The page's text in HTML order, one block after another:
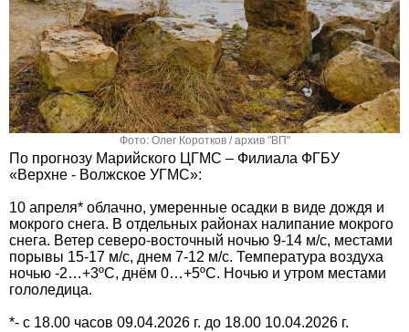
Фото: Олег Коротков / архив "ВП"
По прогнозу Марийского ЦГМС – Филиала ФГБУ
«Верхне - Волжское УГМС»:
10 апреля* облачно, умеренные осадки в виде дождя и
мокрого снега. В отдельных районах налипание мокрого
снега. Ветер северо-восточный ночью 9-14 м/с, местами
порывы 15-17 м/с, днем 7-12 м/с. Температура воздуха
ночью -2…+3ºС, днём 0…+5ºС. Ночью и утром местами
гололедица.
*- с 18.00 часов 09.04.2026 г. до 18.00 10.04.2026 г.